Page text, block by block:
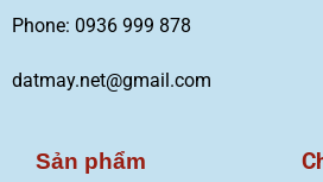
Phone: 0936 999 878
datmay.net@gmail.com
Sản phẩm